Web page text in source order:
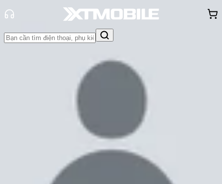
Hỏi đáp Thông báo
Xiaomi sẽ ra mắt điện thoại gập,
cạnh tranh với Galaxy Z Flip 5?